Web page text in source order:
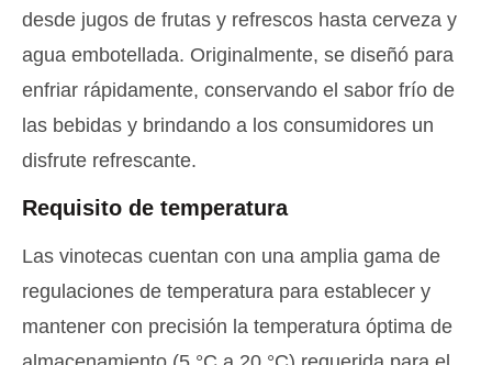
desde jugos de frutas y refrescos hasta cerveza y
agua embotellada. Originalmente, se diseñó para
enfriar rápidamente, conservando el sabor frío de
las bebidas y brindando a los consumidores un
disfrute refrescante.
Requisito de temperatura
Las vinotecas cuentan con una amplia gama de
regulaciones de temperatura para establecer y
mantener con precisión la temperatura óptima de